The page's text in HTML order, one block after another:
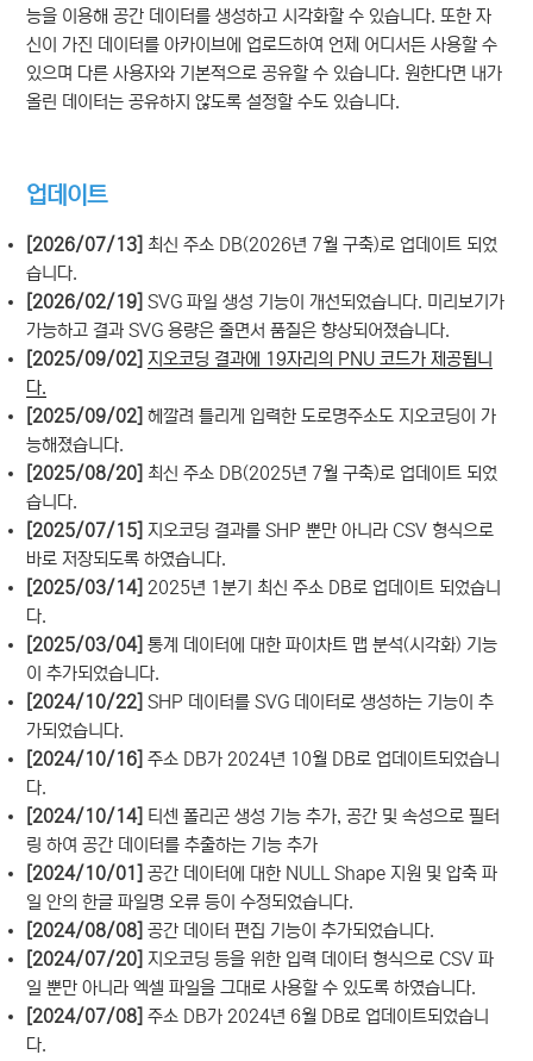
능을 이용해 공간 데이터를 생성하고 시각화할 수 있습니다. 또한 자
신이 가진 데이터를 아카이브에 업로드하여 언제 어디서든 사용할 수
있으며 다른 사용자와 기본적으로 공유할 수 있습니다. 원한다면 내가
올린 데이터는 공유하지 않도록 설정할 수도 있습니다.
업데이트
[2026/07/13] 최신 주소 DB(2026년 7월 구축)로 업데이트 되었
습니다.
[2026/02/19] SVG 파일 생성 기능이 개선되었습니다. 미리보기가
가능하고 결과 SVG 용량은 줄면서 품질은 향상되어졌습니다.
[2025/09/02] 지오코딩 결과에 19자리의 PNU 코드가 제공됩니
다.
[2025/09/02] 헤깔려 틀리게 입력한 도로명주소도 지오코딩이 가
능해졌습니다.
[2025/08/20] 최신 주소 DB(2025년 7월 구축)로 업데이트 되었
습니다.
[2025/07/15] 지오코딩 결과를 SHP 뿐만 아니라 CSV 형식으로
바로 저장되도록 하였습니다.
[2025/03/14] 2025년 1분기 최신 주소 DB로 업데이트 되었습니
다.
[2025/03/04] 통계 데이터에 대한 파이차트 맵 분석(시각화) 기능
이 추가되었습니다.
[2024/10/22] SHP 데이터를 SVG 데이터로 생성하는 기능이 추
가되었습니다.
[2024/10/16] 주소 DB가 2024년 10월 DB로 업데이트되었습니
다.
[2024/10/14] 티센 폴리곤 생성 기능 추가, 공간 및 속성으로 필터
링 하여 공간 데이터를 추출하는 기능 추가
[2024/10/01]
공간 데이터에 대한 NULL Shape 지원 및 압축 파
일 안의 한글 파일명 오류 등이 수정되었습니다.
[2024/08/08] 공간 데이터 편집 기능이 추가되었습니다.
[2024/07/20] 지오코딩 등을 위한 입력 데이터 형식으로 CSV 파
일 뿐만 아니라 엑셀 파일을 그대로 사용할 수 있도록 하였습니다.
[2024/07/08] 주소 DB가 2024년 6월 DB로 업데이트되었습니
다.